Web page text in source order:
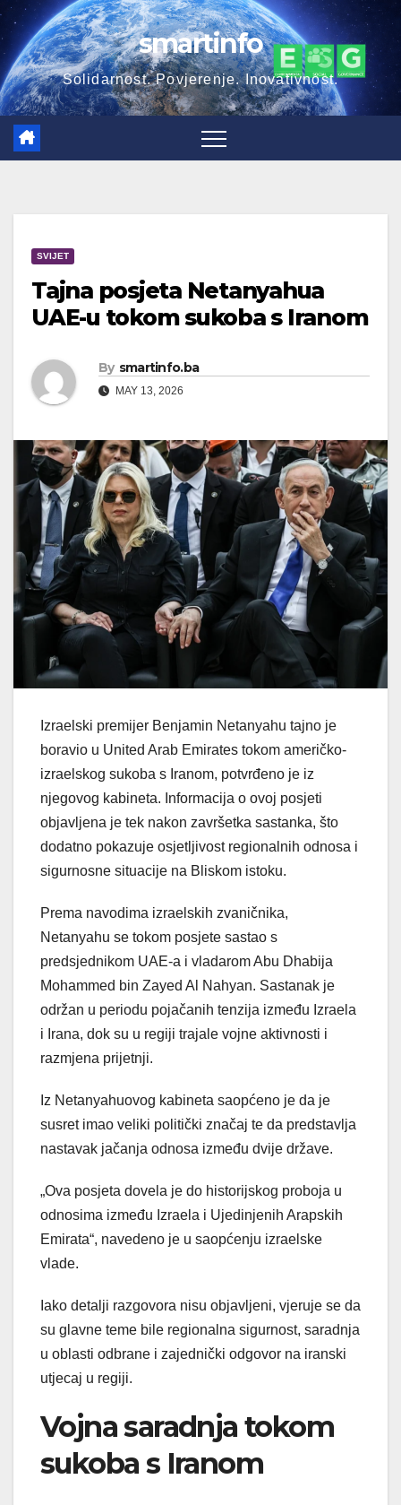
Skip
to
content
smartinfo
Solidarnost. Povjerenje. Inovativnost.
SVIJET
Tajna posjeta Netanyahua
UAE-u tokom sukoba s Iranom
By smartinfo.ba
MAY 13, 2026
Izraelski premijer Benjamin Netanyahu tajno je
boravio u United Arab Emirates tokom američko-
izraelskog sukoba s Iranom, potvrđeno je iz
njegovog kabineta. Informacija o ovoj posjeti
objavljena je tek nakon završetka sastanka, što
dodatno pokazuje osjetljivost regionalnih odnosa i
sigurnosne situacije na Bliskom istoku.
Prema navodima izraelskih zvaničnika,
Netanyahu se tokom posjete sastao s
predsjednikom UAE-a i vladarom Abu Dhabija
Mohammed bin Zayed Al Nahyan. Sastanak je
održan u periodu pojačanih tenzija između Izraela
i Irana, dok su u regiji trajale vojne aktivnosti i
razmjena prijetnji.
Iz Netanyahuovog kabineta saopćeno je da je
susret imao veliki politički značaj te da predstavlja
nastavak jačanja odnosa između dvije države.
„Ova posjeta dovela je do historijskog proboja u
odnosima između Izraela i Ujedinjenih Arapskih
Emirata“, navedeno je u saopćenju izraelske
vlade.
Iako detalji razgovora nisu objavljeni, vjeruje se da
su glavne teme bile regionalna sigurnost, saradnja
u oblasti odbrane i zajednički odgovor na iranski
utjecaj u regiji.
Vojna saradnja tokom
sukoba s Iranom